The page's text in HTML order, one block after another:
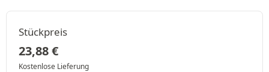
Stückpreis
23,88€
Kostenlose Lieferung